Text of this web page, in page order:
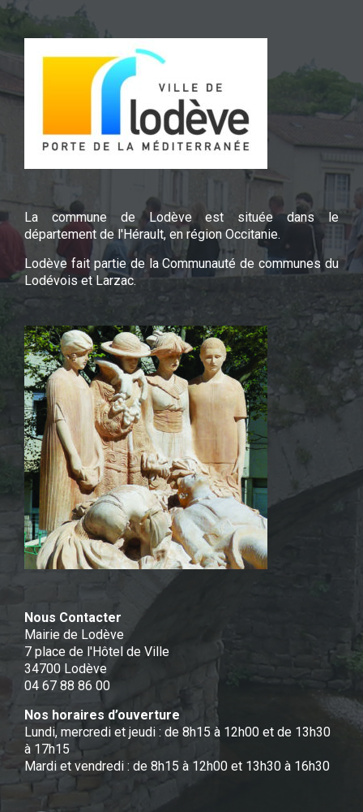
La commune de Lodève est située dans le
département de l'Hérault, en région Occitanie.
Lodève fait partie de la Communauté de communes du
Lodévois et Larzac.
Nous Contacter
Mairie de Lodève
7 place de l'Hôtel de Ville
34700 Lodève
04 67 88 86 00
Nos horaires d’ouverture
Lundi, mercredi et jeudi : de 8h15 à 12h00 et de 13h30
à 17h15
Mardi et vendredi : de 8h15 à 12h00 et 13h30 à 16h30